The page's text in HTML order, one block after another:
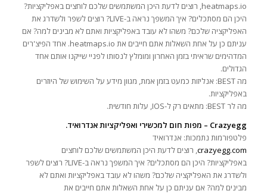
heatmaps.io, רוצים לדעת היכן המשתמשים שלכם לוחצים באפליקציות?
היכן הם מסתכלים? איך המשפך נראה ב-LIVE? רוצים לשפר ולשדרג את
האפליקציה שלכם? משהו לא עובד באפליקציות ואתם לא מבינים למה? אם
עניתם כן על אחת השאלות אתם חייבים את heatmaps.io. אחד הפיצ'רים
המדהימים שראיתי בזמן האחרון ומומלץ לנסותו לפניי שייקנו אותם אחד
הגדולים.
מה BEST: אנליזות כמעט בזמן אמת, מגוון מידע על השימוש של היוזרים
באפליקציות.
מה לר BEST: מתאים רק ל-IOS, עלות חודשית.
Crazyegg – מפות חום למכשירי ואפליקציות אנדרואיד.
פלטפורמות נתמכות: אנדרואיד
crazyegg.com, רוצים לדעת היכן המשתמשים שלכם לוחצים
באפליקציות? היכן הם מסתכלים? איך המשפך נראה ב-LIVE? רוצים לשפר
ולשדרג את האפליקציה שלכם? משהו לא עובד באפליקציות ואתם לא
מבינים למה? אם עניתם כן על אחת השאלות אתם חייבים את